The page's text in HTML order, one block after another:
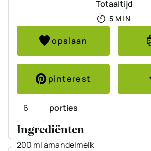
Totaaltijd
5 MINUTEN
MIN
opslaan
pinterest
porties
Ingrediënten
▢
200 mlamandelmelk